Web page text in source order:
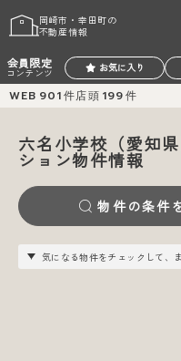
岡崎市・幸田町の
不動産情報
会員限定
コンテンツ お気に入り
WEB 901件店頭 199件
六名小学校（愛知
ション物件情報
物件の条件
気になる物件をチェックして、